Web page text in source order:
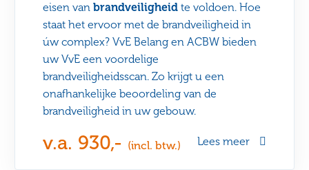
eisen vanbrandveiligheid te voldoen. Hoe
staat het ervoor met de brandveiligheid in
úw complex? VvE Belang en ACBW bieden
uw VvE een voordelige
brandveiligheidsscan. Zo krijgt u een
onafhankelijke beoordeling van de
brandveiligheid in uw gebouw.
v.a. 930,- (incl. btw.) Lees meer